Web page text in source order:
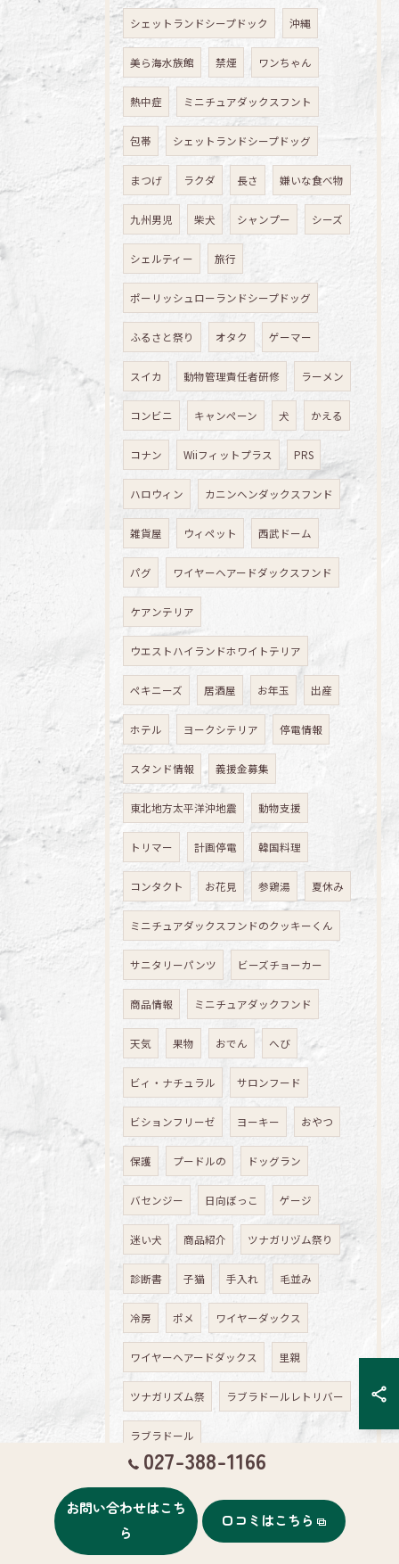
シェットランドシープドック 沖縄
美ら海水族館 禁煙 ワンちゃん
熱中症 ミニチュアダックスフント
包帯 シェットランドシープドッグ
まつげ ラクダ 長さ 嫌いな食べ物
九州男児 柴犬 シャンプー シーズ
シェルティー 旅行
ポーリッシュローランドシープドッグ
ふるさと祭り オタク ゲーマー
スイカ 動物管理責任者研修 ラーメン
コンビニ キャンペーン 犬 かえる
コナン Wiiフィットプラス PRS
ハロウィン カニンヘンダックスフンド
雑貨屋 ウィペット 西武ドーム
パグ ワイヤーヘアードダックスフンド
ケアンテリア
ウエストハイランドホワイトテリア
ペキニーズ 居酒屋 お年玉 出産
ホテル ヨークシテリア 停電情報
スタンド情報 義援金募集
東北地方太平洋沖地震 動物支援
トリマー 計画停電 韓国料理
コンタクト お花見 参鶏湯 夏休み
ミニチュアダックスフンドのクッキーくん
サニタリーパンツ ビーズチョーカー
商品情報 ミニチュアダックフンド
天気 果物 おでん へび
ビィ・ナチュラル サロンフード
ビションフリーゼ ヨーキー おやつ
保護 プードルの ドッグラン
バセンジー 日向ぼっこ ゲージ
迷い犬 商品紹介 ツナガリヅム祭り
診断書 子猫 手入れ 毛並み
冷房 ポメ ワイヤーダックス
ワイヤーヘアードダックス 里親
ツナガリズム祭 ラブラドールレトリバー
ラブラドール
ペットホテル ビション シェパード
ハスキー
027-388-1166
お問い合わせはこち
ら
口コミはこちら